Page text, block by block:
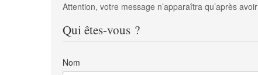
Attention, votre message n’apparaîtra qu’après
Qui êtes-vous ?
Nom